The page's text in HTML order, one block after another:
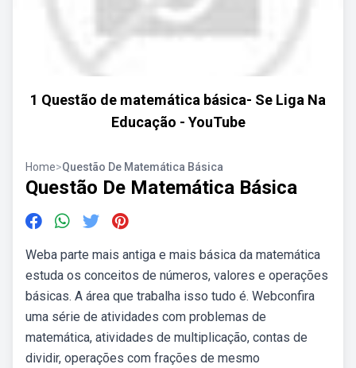
1 Questão de matemática básica- Se Liga Na
Educação - YouTube
Home>Questão De Matemática Básica
Questão De Matemática Básica
Weba parte mais antiga e mais básica da matemática
estuda os conceitos de números, valores e operações
básicas. A área que trabalha isso tudo é. Webconfira
uma série de atividades com problemas de
matemática, atividades de multiplicação, contas de
dividir, operações com frações de mesmo